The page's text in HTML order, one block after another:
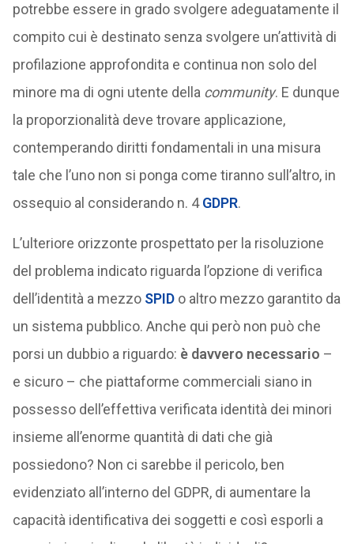
potrebbe essere in grado svolgere adeguatamente il
compito cui è destinato senza svolgere un’attività di
profilazione approfondita e continua non solo del
minore ma di ogni utente della community. E dunque
la proporzionalità deve trovare applicazione,
contemperando diritti fondamentali in una misura
tale che l’uno non si ponga come tiranno sull’altro, in
ossequio al considerando n. 4GDPR.
L’ulteriore orizzonte prospettato per la risoluzione
del problema indicato riguarda l’opzione di verifica
dell’identità a mezzo SPIDo altro mezzo garantito da
un sistema pubblico. Anche qui però non può che
porsi un dubbio a riguardo: è davvero necessario –
e sicuro – che piattaforme commerciali siano in
possesso dell’effettiva verificata identità dei minori
insieme all’enorme quantità di dati che già
possiedono? Non ci sarebbe il pericolo, ben
evidenziato all’interno del GDPR, di aumentare la
capacità identificativa dei soggetti e così esporli a